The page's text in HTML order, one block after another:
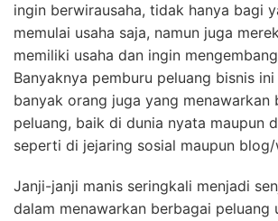
ingin berwirausaha, tidak hanya bagi
memulai usaha saja, namun juga
memiliki usaha dan ingin
Banyaknya pemburu peluang bisnis
banyak orang juga yang menawarkan
peluang, baik di dunia nyata maupun
seperti di jejaring sosial maupun
Janji-janji manis seringkali menjadi
dalam menawarkan berbagai peluang